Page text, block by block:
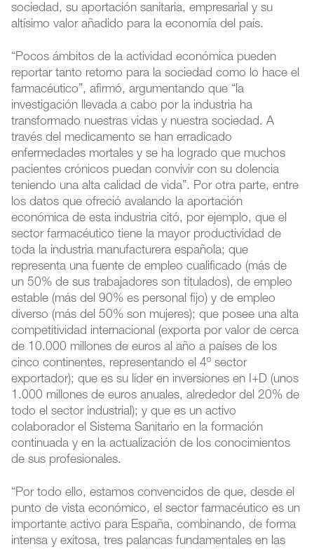
sociedad, su aportación sanitaria, empresarial y su
altísimo valor añadido para la economía del país.
“Pocos ámbitos de la actividad económica pueden
reportar tanto retorno para la sociedad como lo hace el
farmacéutico”, afirmó, argumentando que “la
investigación llevada a cabo por la industria ha
transformado nuestras vidas y nuestra sociedad. A
través del medicamento se han erradicado
enfermedades mortales y se ha logrado que muchos
pacientes crónicos puedan convivir con su dolencia
teniendo una alta calidad de vida”. Por otra parte, entre
los datos que ofreció avalando la aportación
económica de esta industria citó, por ejemplo, que el
sector farmacéutico tiene la mayor productividad de
toda la industria manufacturera española; que
representa una fuente de empleo cualificado (más de
un 50% de sus trabajadores son titulados), de empleo
estable (más del 90% es personal fijo) y de empleo
diverso (más del 50% son mujeres); que posee una alta
competitividad internacional (exporta por valor de cerca
de 10.000 millones de euros al año a países de los
cinco continentes, representando el 4º sector
exportador); que es su líder en inversiones en I+D (unos
1.000 millones de euros anuales, alrededor del 20% de
todo el sector industrial); y que es un activo
colaborador el Sistema Sanitario en la formación
continuada y en la actualización de los conocimientos
de sus profesionales.
“Por todo ello, estamos convencidos de que, desde el
punto de vista económico, el sector farmacéutico es un
importante activo para España, combinando, de forma
intensa y exitosa, tres palancas fundamentales en las